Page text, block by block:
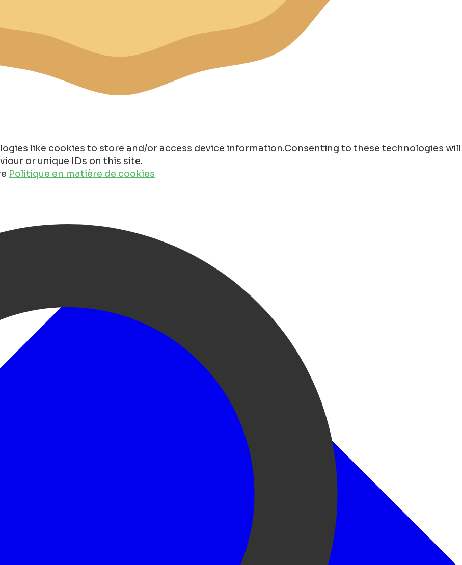
like cookies to store and/or access device information.Consenting to these technologies will
or unique IDs on this site.
Politique en matière de cookies